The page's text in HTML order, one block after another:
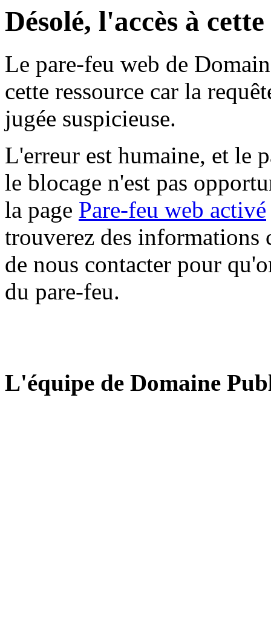
Désolé, l'accès à
Le pare-feu web de
cette ressource car la
jugée suspicieuse.
L'erreur est humaine, et le
le blocage n'est pas
la page Pare-feu web activé
trouverez des informations
de nous contacter pour
du pare-feu.
L'équipe de Domaine